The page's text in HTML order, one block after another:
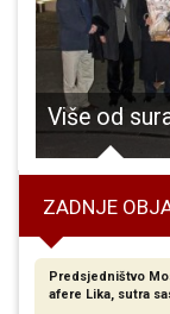
ZADNJE
Predsjedništvo
afere Lika, sutra